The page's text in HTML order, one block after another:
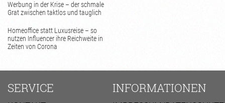
Werbung in der Krise – der schmale
Grat zwischen taktlos und tauglich
Homeoffice statt Luxusreise – so
nutzen Influencer ihre Reichweite in
Zeiten von Corona
SERVICE INFORMATIONEN